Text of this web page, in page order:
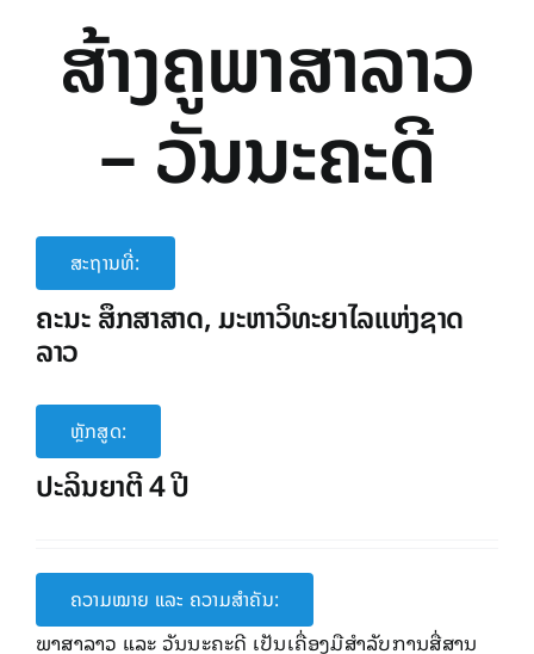
ສ້າງຄູພາສາລາວ
– ວັນນະຄະດີ
ສະຖານທີ່:
ຄະນະ​ ສຶກສາສາດ, ມະຫາວິທະຍາ​ໄລ​ແຫ່ງ​ຊາດ
ລາວ
ຫຼັກສູດ:
ປະລິນຍາ​ຕີ 4 ປີ
ຄວາມໝາຍ ແລະ ຄວາມສໍາຄັນ:
ພາສາ​ລາວ ​ແລະ ວັນນະຄະດີ ​​ເປັນ​ເຄື່ອງມື​ສໍາລັບ​ການ​ສື່ສານ ​